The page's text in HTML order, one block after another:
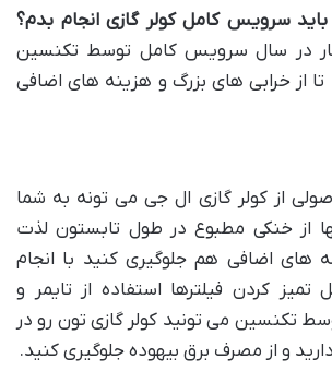
سرویس کامل کولر گازی انجام بدم؟
در سال سرویس کامل توسط تکنسین
از خرابی های بزرگ و هزینه های اضافی
از کولر گازی ال جی می تونه به شما
از خنکی مطبوع در طول تابستون لذت
های اضافی هم جلوگیری کنید با انجام
کردن فیلترها استفاده از تایمر و
تکنسین می تونید کولر گازی تون رو در
و از مصرف برق بیهوده جلوگیری کنید.